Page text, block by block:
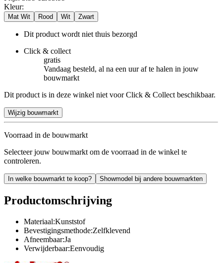
Kleur:
Mat Wit Rood Wit Zwart
Dit product wordt niet thuis bezorgd
Click & collect
gratis
Vandaag besteld, al na een uur af te halen in jouw
bouwmarkt
Dit product is in deze winkel niet voor Click & Collect beschikbaar.
Wijzig bouwmarkt
Voorraad in de bouwmarkt
Selecteer jouw bouwmarkt om de voorraad in de winkel te
controleren.
In welke bouwmarkt te koop? Showmodel bij andere bouwmarkten
Productomschrijving
Materiaal:Kunststof
Bevestigingsmethode:Zelfklevend
Afneembaar:Ja
Verwijderbaar:Eenvoudig